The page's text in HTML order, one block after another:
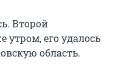
Второй
его удалось
область.